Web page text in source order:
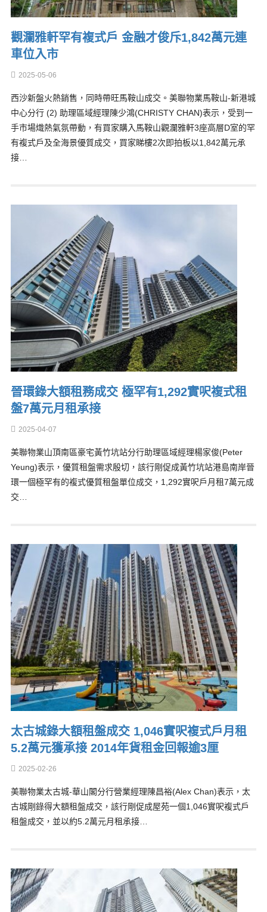
觀瀾雅軒罕有複式戶 金融才俊斥1,842萬元連
車位入市
2025-05-06
西沙新盤火熱銷售，同時帶旺馬鞍山成交。美聯物業馬鞍山-新港城
中心分行 (2) 助理區域經理陳少鴻(CHRISTY CHAN)表示，受到一
手市場熾熱氣氛帶動，有買家購入馬鞍山觀瀾雅軒3座高層D室的罕
有複式戶及全海景優質成交，買家睇樓2次即拍板以1,842萬元承
接…
晉環錄大額租務成交 極罕有1,292實呎複式租
盤7萬元月租承接
2025-04-07
美聯物業山頂南區豪宅黃竹坑站分行助理區域經理楊家俊(Peter
Yeung)表示，優質租盤需求殷切，該行剛促成黃竹坑站港島南岸晉
環一個極罕有的複式優質租盤單位成交，1,292實呎戶月租7萬元成
交…
太古城錄大額租盤成交 1,046實呎複式戶月租
5.2萬元獲承接 2014年貨租金回報逾3厘
2025-02-26
美聯物業太古城-華山閣分行營業經理陳昌裕(Alex Chan)表示，太
古城剛錄得大額租盤成交，該行剛促成屋苑一個1,046實呎複式戶
租盤成交，並以約5.2萬元月租承接…